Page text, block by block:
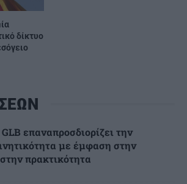
δίκτυο
επαναπροσδιορίζει την
με έμφαση στην
πρακτικότητα